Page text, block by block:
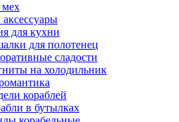
для кухни
для полотенец
сладости
на холодильник
кораблей
в бутылках